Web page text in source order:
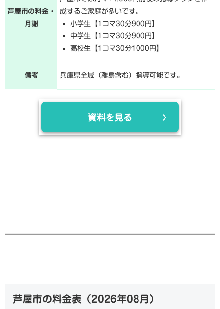
芦屋市の料金・
月謝
成するご家庭が多いです。
小学生【1コマ30分900円】
中学生【1コマ30分900円】
高校生【1コマ30分1000円】
備考 兵庫県全域（離島含む）指導可能です。
資料を見る
芦屋市の料金表（2026年08月 ）